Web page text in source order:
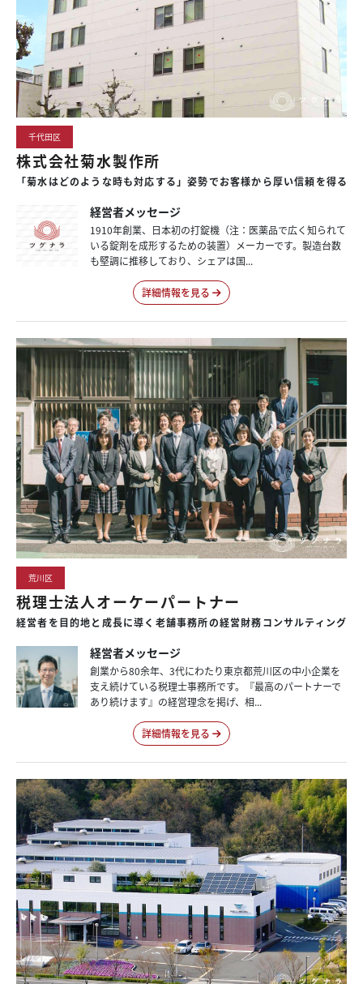
千代田区
株式会社菊水製作所
「菊水はどのような時も対応する」姿勢でお客様から厚い信頼を得る
経営者メッセージ
1910年創業、日本初の打錠機（注：医薬品で広く知られて
いる錠剤を成形するための装置）メーカーです。製造台数
も堅調に推移しており、シェアは国...
詳細情報を見る
荒川区
税理士法人オーケーパートナー
経営者を目的地と成長に導く老舗事務所の経営財務コンサルティング
経営者メッセージ
創業から80余年、3代にわたり東京都荒川区の中小企業を
支え続けている税理士事務所です。『最高のパートナーで
あり続けます』の経営理念を掲げ、相...
詳細情報を見る